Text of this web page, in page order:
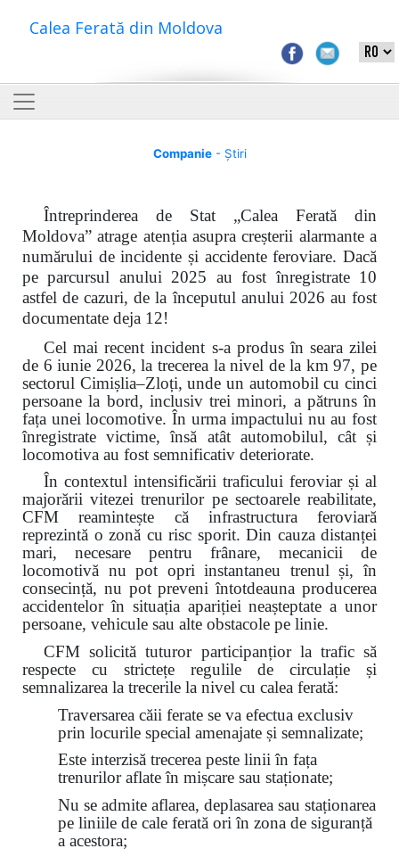
Calea Ferată din Moldova
Companie- Știri
Întreprinderea de Stat „Calea Ferată din
Moldova” atrage atenția asupra creșterii alarmante a
numărului de incidente și accidente feroviare. Dacă
pe parcursul anului 2025 au fost înregistrate 10
astfel de cazuri, de la începutul anului 2026 au fost
documentate deja 12!
Cel mai recent incident s-a produs în seara zilei
de 6 iunie 2026, la trecerea la nivel de la km 97, pe
sectorul Cimișlia–Zloți, unde un automobil cu cinci
persoane la bord, inclusiv trei minori, a pătruns în
fața unei locomotive. În urma impactului nu au fost
înregistrate victime, însă atât automobilul, cât și
locomotiva au fost semnificativ deteriorate.
În contextul intensificării traficului feroviar și al
majorării vitezei trenurilor pe sectoarele reabilitate,
CFM reamintește că infrastructura feroviară
reprezintă o zonă cu risc sporit. Din cauza distanței
mari, necesare pentru frânare, mecanicii de
locomotivă nu pot opri instantaneu trenul și, în
consecință, nu pot preveni întotdeauna producerea
accidentelor în situația apariției neașteptate a unor
persoane, vehicule sau alte obstacole pe linie.
CFM solicită tuturor participanțior la trafic să
respecte cu strictețe regulile de circulație și
semnalizarea la trecerile la nivel cu calea ferată:
Traversarea căii ferate se va efectua exclusiv
prin locurile special amenajate și semnalizate;
Este interzisă trecerea peste linii în fața
trenurilor aflate în mișcare sau staționate;
Nu se admite aflarea, deplasarea sau staționarea
pe liniile de cale ferată ori în zona de siguranță
a acestora;